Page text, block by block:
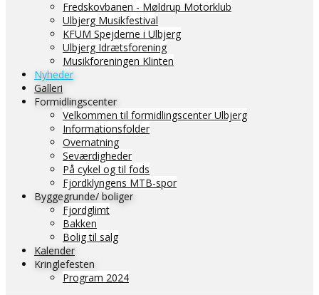
Fredskovbanen - Møldrup Motorklub
Ulbjerg Musikfestival
KFUM Spejderne i Ulbjerg
Ulbjerg Idrætsforening
Musikforeningen Klinten
Nyheder
Galleri
Formidlingscenter
Velkommen til formidlingscenter Ulbjerg
Informationsfolder
Overnatning
Seværdigheder
På cykel og til fods
Fjordklyngens MTB-spor
Byggegrunde/ boliger
Fjordglimt
Bakken
Bolig til salg
Kalender
Kringlefesten
Program 2024